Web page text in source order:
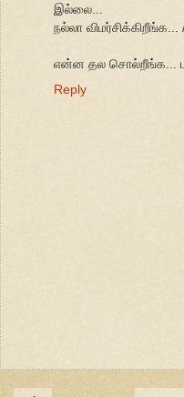
இல்லை...
நல்லா விமர்சிக்கிறீங்க...
என்ன தல சொல்றீங்க...
Reply